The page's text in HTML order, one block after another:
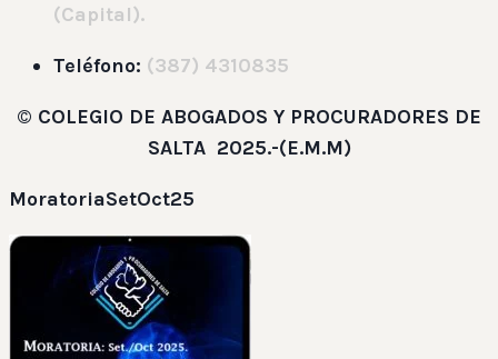
(Capital).
Teléfono: (387) 4310835
© COLEGIO DE ABOGADOS Y PROCURADORES DE
SALTA 2025.-(E.M.M)
MoratoriaSetOct25